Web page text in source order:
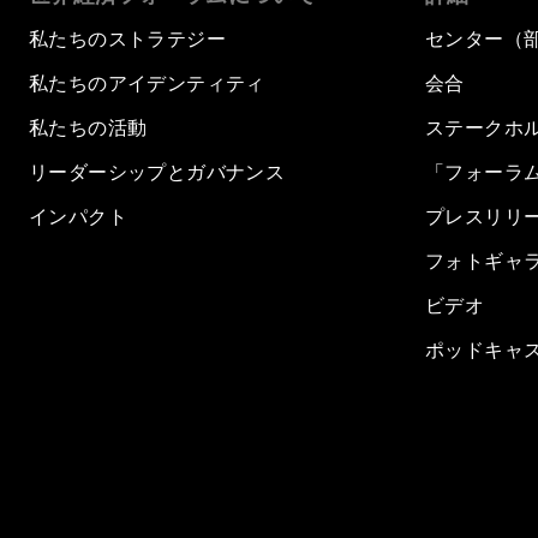
私たちのストラテジー
私たちのアイデンティティ
私たちの活動
リーダーシップとガバナンス
インパクト
センター（
会合
ステークホ
「フォーラ
プレスリリ
フォトギャ
ビデオ
ポッドキャ